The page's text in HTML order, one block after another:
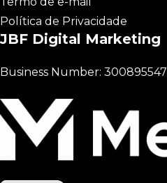
Política de Privacidade
JBF Digital Marketing
Business Number: 300895547